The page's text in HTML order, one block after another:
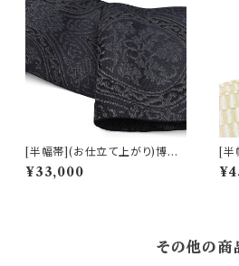
[半幅帯](お仕立て上がり)博多
織 名門 黒木織物 謹製 ダマスク
文様 正絹 麻 日本製(商品番号:
¥33,000
[半
物
号
その他の商